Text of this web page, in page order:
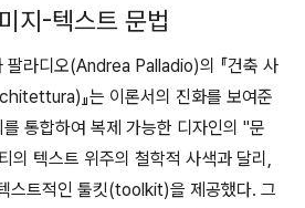
지-텍스트 문법
라디오(Andrea Palladio)의 『건축 사
』는 이론서의 진화를 보여준
통합하여 복제 가능한 디자인의 "문
의 텍스트 위주의 철학적 사색과 달리,
스트적인 툴킷(toolkit)을 제공했다. 그